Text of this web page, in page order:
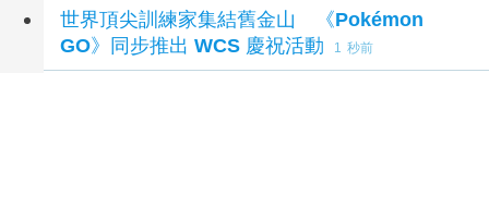
世界頂尖訓練家集結舊金山 《Pokémon
GO》同步推出 WCS 慶祝活動
1 秒前